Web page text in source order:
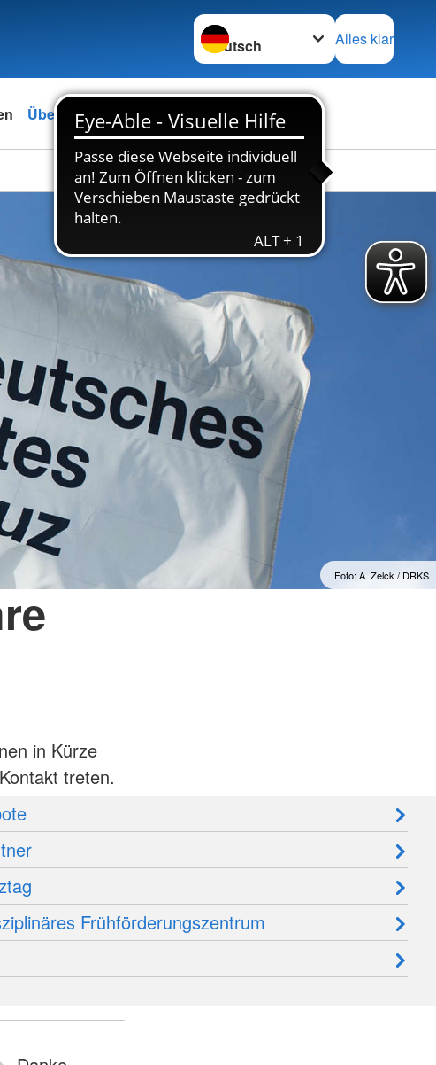
Sprache wechseln zu
Alles klar
Über uns Karriere
Foto: A. Zelck / DRKS
in Kürze
treten.
Frühförderungszentrum